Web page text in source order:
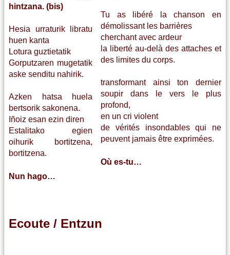
hintzana. (bis)
Hesia urraturik libratu
huen kanta
Lotura guztietatik
Gorputzaren mugetatik
aske senditu nahirik.
Azken hatsa huela
bertsorik sakonena.
Iñoiz esan ezin diren
Estalitako egien
oihurik bortitzena,
bortitzena.
Nun hago…
Tu as libéré la chanson en
démolissant les barrières
cherchant avec ardeur
la liberté au-delà des attaches et
des limites du corps.
transformant ainsi ton dernier
soupir dans le vers le plus
profond,
en un cri violent
de vérités insondables qui ne
peuvent jamais être exprimées.
Où es-tu…
Ecoute / Entzun